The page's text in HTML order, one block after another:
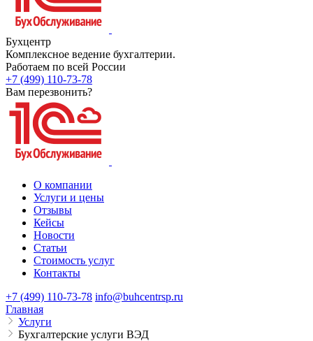
Бухцентр
Комплексное ведение бухгалтерии.
Работаем по всей России
+7 (499) 110-73-78
Вам перезвонить?
О компании
Услуги и цены
Отзывы
Кейсы
Новости
Статьи
Стоимость услуг
Контакты
+7 (499) 110-73-78 info@buhcentrsp.ru
Главная
Услуги
Бухгалтерские услуги ВЭД